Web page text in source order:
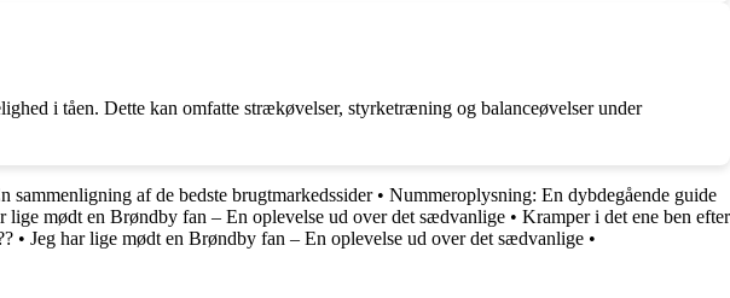
i tåen. Dette kan omfatte strækøvelser, styrketræning og balanceøvelser under
sammenligning af de bedste brugtmarkedssider• Nummeroplysning: En dybdegående guide
lige mødt en Brøndby fan – En oplevelse ud over det sædvanlige • Kramper i det ene ben efter
• Jeg har lige mødt en Brøndby fan – En oplevelse ud over det sædvanlige •